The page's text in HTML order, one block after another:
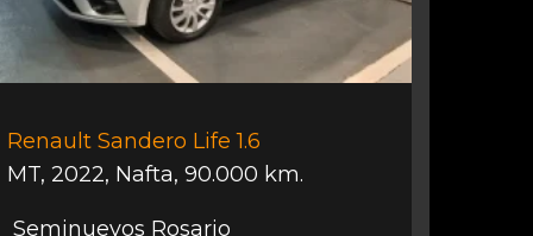
Renault Sandero Life 1.6
MT, 2022, Nafta, 90.000 km.
Seminuevos Rosario